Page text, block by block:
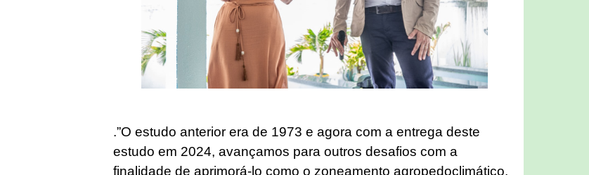
.”O estudo anterior era de 1973 e agora com a entrega deste
estudo em 2024, avançamos para outros desafios com a
finalidade de aprimorá-lo como o zoneamento agropedoclimático,